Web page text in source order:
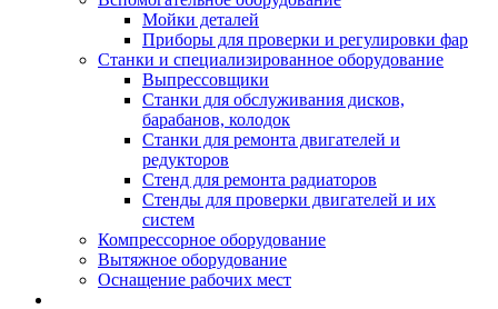
Мойки деталей
Приборы для проверки и регулировки фар
Станки и специализированное оборудование
Выпрессовщики
Станки для обслуживания дисков,
барабанов, колодок
Станки для ремонта двигателей и
редукторов
Стенд для ремонта радиаторов
Стенды для проверки двигателей и их
систем
Компрессорное оборудование
Вытяжное оборудование
Оснащение рабочих мест